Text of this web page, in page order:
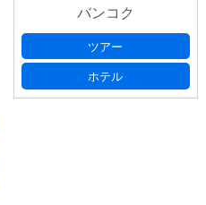
バンコク
ツアー
ホテル